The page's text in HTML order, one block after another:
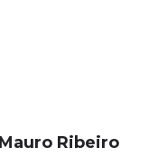
Ribeiro